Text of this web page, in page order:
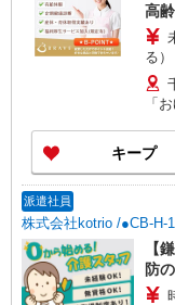
高
務
る
る） ◎月収例 時給1850円×1日8時間×22
日）＝32
払
時
当社
「
りま
キープ
派遣社員
株式会社kotrio /●CB-H-
【
防